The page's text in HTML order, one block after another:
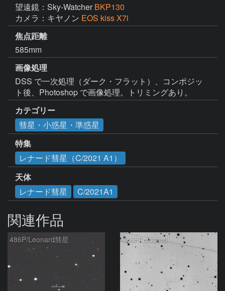
望遠鏡：Sky-Watcher BKP130
カメラ：キヤノン EOS kiss X7i
焦点距離
585mm
画像処理
DSS で一次処理（ダーク・フラット）、コンポジッ
ト後、Photoshop で画像処理。トリミングあり。
カテゴリー
彗星・小惑星・準惑星
特集
レナード彗星（C/2021 A1）
天体
レナード彗星
C/2021A1
関連作品
486P/Leonard彗星 486P/Leonard